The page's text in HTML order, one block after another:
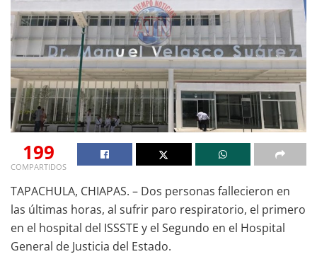
199
COMPARTIDOS
TAPACHULA, CHIAPAS. – Dos personas fallecieron en
las últimas horas, al sufrir paro respiratorio, el primero
en el hospital del ISSSTE y el Segundo en el Hospital
General de Justicia del Estado.